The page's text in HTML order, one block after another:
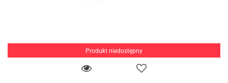
Produkt niedostępny